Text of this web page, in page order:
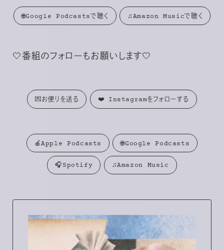
🌐Google Podcastsで聴く ♫Amazon Musicで聴く
🤍番組のフォローもお願いします🤍
💌お便りを送る ❤️ Instagramをフォローする
🍎Apple Podcasts 🌐Google Podcasts
🎧Spotify ♫Amazon Music